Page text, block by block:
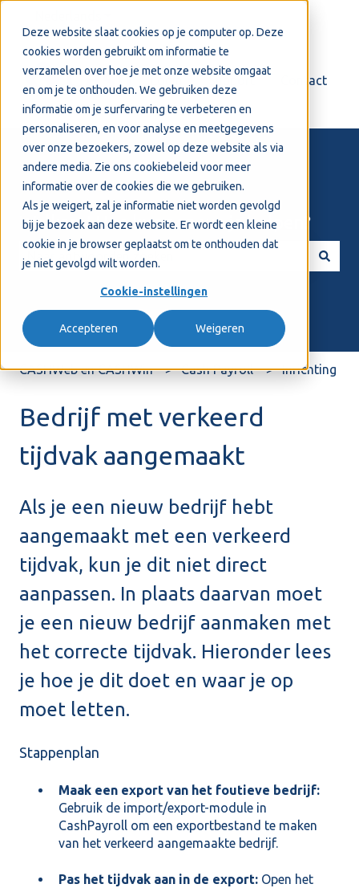
Deze website slaat cookies op je computer op. Deze
cookies worden gebruikt om informatie te
verzamelen over hoe je met onze website omgaat
en om je te onthouden. We gebruiken deze
informatie om je surfervaring te verbeteren en
personaliseren, en voor analyse en meetgegevens
over onze bezoekers, zowel op deze website als via
andere media. Zie ons cookiebeleid voor meer
informatie over de cookies die we gebruiken.
Als je weigert, zal je informatie niet worden gevolgd
bij je bezoek aan deze website. Er wordt een kleine
cookie in je browser geplaatst om te onthouden dat
je niet gevolgd wilt worden.
Cookie-instellingen
Accepteren Weigeren
Support Contact
Welkom! Hoe kunnen we je helpen?
CASHWeb en CASHWin Cash Payroll Inrichting
Bedrijf met verkeerd
tijdvak aangemaakt
Als je een nieuw bedrijf hebt
aangemaakt met een verkeerd
tijdvak, kun je dit niet direct
aanpassen. In plaats daarvan moet
je een nieuw bedrijf aanmaken met
het correcte tijdvak. Hieronder lees
je hoe je dit doet en waar je op
moet letten.
Stappenplan
Maak een export van het foutieve bedrijf:
Gebruik de import/export-module in
CashPayroll om een exportbestand te maken
van het verkeerd aangemaakte bedrijf.
Pas het tijdvak aan in de export: Open het